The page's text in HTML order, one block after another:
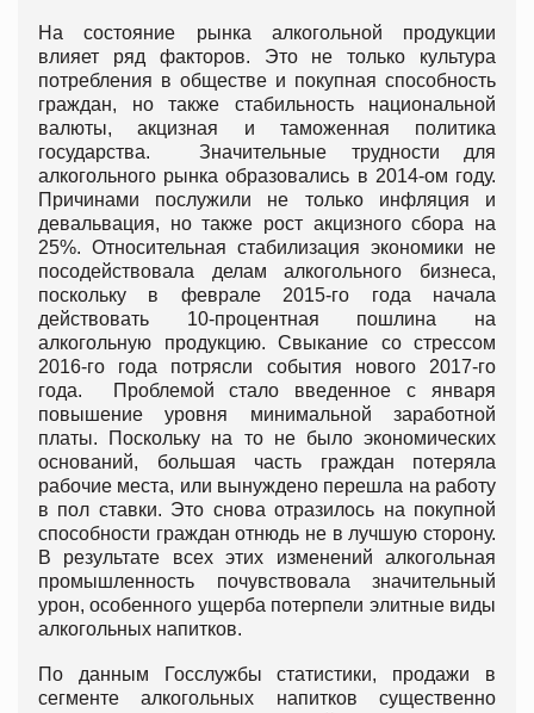
На состояние рынка алкогольной продукции
влияет ряд факторов. Это не только культура
потребления в обществе и покупная способность
граждан, но также стабильность национальной
валюты, акцизная и таможенная политика
государства. Значительные трудности для
алкогольного рынка образовались в 2014-ом году.
Причинами послужили не только инфляция и
девальвация, но также рост акцизного сбора на
25%. Относительная стабилизация экономики не
посодействовала делам алкогольного бизнеса,
поскольку в феврале 2015-го года начала
действовать 10-процентная пошлина на
алкогольную продукцию. Свыкание со стрессом
2016-го года потрясли события нового 2017-го
года. Проблемой стало введенное с января
повышение уровня минимальной заработной
платы. Поскольку на то не было экономических
оснований, большая часть граждан потеряла
рабочие места, или вынуждено перешла на работу
в пол ставки. Это снова отразилось на покупной
способности граждан отнюдь не в лучшую сторону.
В результате всех этих изменений алкогольная
промышленность почувствовала значительный
урон, особенного ущерба потерпели элитные виды
алкогольных напитков.
По данным Госслужбы статистики, продажи в
сегменте алкогольных напитков существенно